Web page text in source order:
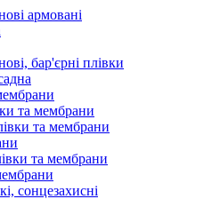
армовані
бар'єрні плівки
та мембрани
та мембрани
та мембрани
сонцезахисні